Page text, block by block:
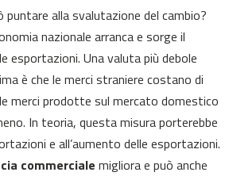
puntare alla svalutazione del cambio?
nazionale arranca e sorge il
esportazioni. Una valuta più debole
è che le merci straniere costano di
merci prodotte sul mercato domestico
In teoria, questa misura porterebbe
e all’aumento delle esportazioni.
commerciale migliora e può anche